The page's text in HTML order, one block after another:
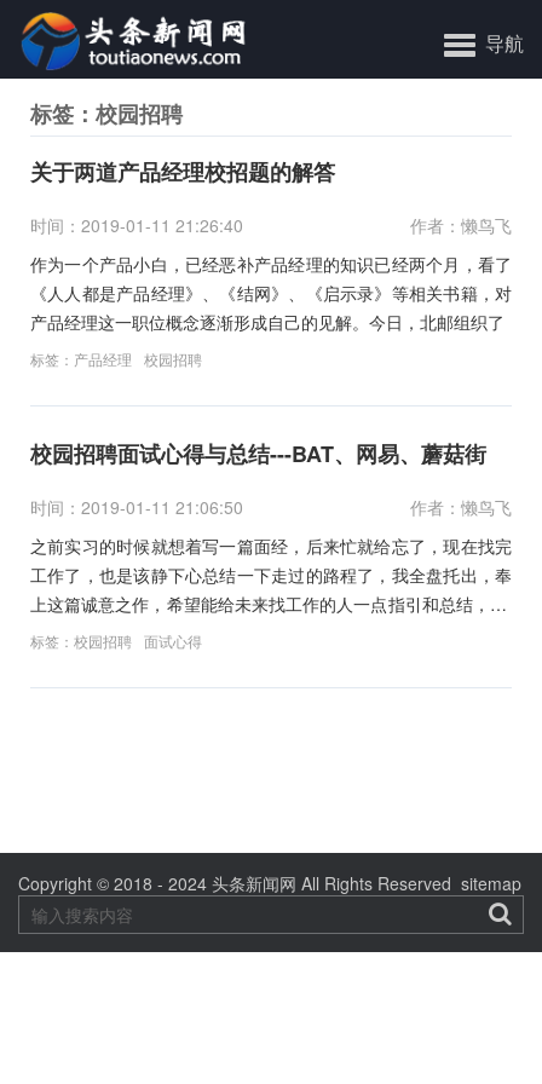
导航
标签：校园招聘
关于两道产品经理校招题的解答
时间：2019-01-11 21:26:40
作者：懒鸟飞
作为一个产品小白，已经恶补产品经理的知识已经两个月，看了
《人人都是产品经理》、《结网》、《启示录》等相关书籍，对
产品经理这一职位概念逐渐形成自己的见解。今日，北邮组织了
标签： 产品经理 校园招聘
校园招聘面试心得与总结---BAT、网易、蘑菇街
时间：2019-01-11 21:06:50
作者：懒鸟飞
之前实习的时候就想着写一篇面经，后来忙就给忘了，现在找完
工作了，也是该静下心总结一下走过的路程了，我全盘托出，奉
上这篇诚意之作，希望能给未来找工作的人一点指引和总结， 也
希望
标签： 校园招聘 面试心得
Copyright © 2018 - 2024 头条新闻网 All Rights Reserved sitemap